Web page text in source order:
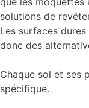
solutions de
Les surfaces
donc des
Chaque sol et ses
spécifique.